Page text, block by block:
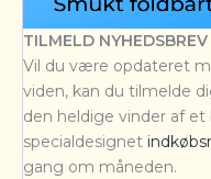
TILMELD NYHEDSBREV
Vil du være opdateret
viden, kan du tilmelde
den heldige vinder af
specialdesignet
gang om måneden.